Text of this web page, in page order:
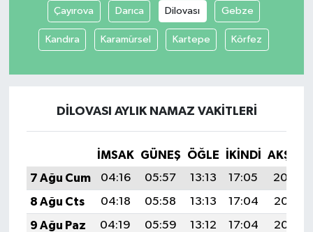
Çayırova Darıca Dilovası Gebze
Kandıra Karamürsel Kartepe Körfez
DILOVASI AYLIK NAMAZ VAKITLERI
İMSAK GÜNEŞ ÖĞLE İKINDI
AKŞAM
7 Ağu Cum
04:16 05:57 13:13 17:05
20:19
8 Ağu Cts
04:18 05:58 13:13 17:04
20:17
9 Ağu Paz
04:19 05:59 13:12 17:04
20:16